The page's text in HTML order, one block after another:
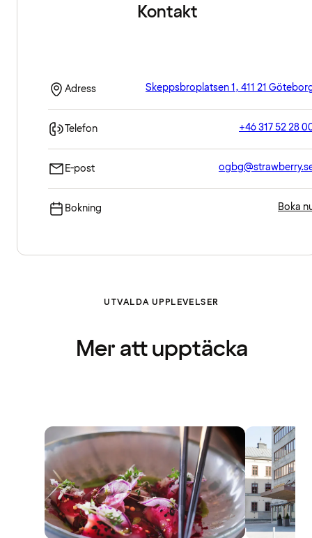
Kontakt
Adress Skeppsbroplatsen 1, 411 21
Telefon +46 317 52 28
E-post
Bokning Boka
UTVALDA UPPLEVELSER
Mer att upptäcka